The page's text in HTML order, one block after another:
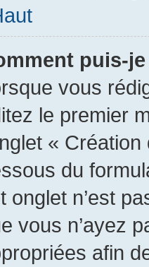
puis-
vous
le premier
«
du
onglet n’est
vous n’ayez
afin